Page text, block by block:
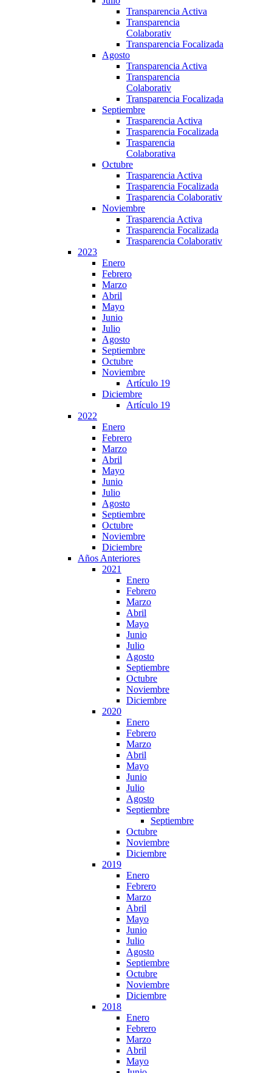
Transparencia Activa
Transparencia
Colaborativ
Transparencia Focalizada
Agosto
Transparencia Activa
Transparencia
Colaborativ
Transparencia Focalizada
Septiembre
Trasparencia Activa
Trasparencia Focalizada
Trasparencia
Colaborativa
Octubre
Trasparencia Activa
Trasparencia Focalizada
Trasparencia Colaborativ
Noviembre
Trasparencia Activa
Trasparencia Focalizada
Trasparencia Colaborativ
2023
Enero
Febrero
Marzo
Abril
Mayo
Junio
Julio
Agosto
Septiembre
Octubre
Noviembre
Artículo 19
Diciembre
Artículo 19
2022
Enero
Febrero
Marzo
Abril
Mayo
Junio
Julio
Agosto
Septiembre
Octubre
Noviembre
Diciembre
Años Anteriores
2021
Enero
Febrero
Marzo
Abril
Mayo
Junio
Julio
Agosto
Septiembre
Octubre
Noviembre
Diciembre
2020
Enero
Febrero
Marzo
Abril
Mayo
Junio
Julio
Agosto
Septiembre
Septiembre
Octubre
Noviembre
Diciembre
2019
Enero
Febrero
Marzo
Abril
Mayo
Junio
Julio
Agosto
Septiembre
Octubre
Noviembre
Diciembre
2018
Enero
Febrero
Marzo
Abril
Mayo